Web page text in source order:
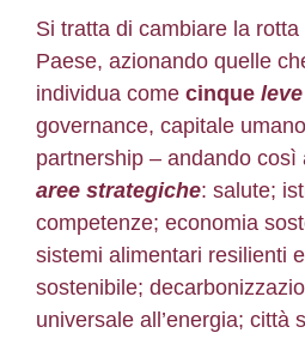
Si tratta di cambiare la rotta
Paese, azionando quelle
individua come cinque
governance, capitale
partnership – andando così
aree strategiche: salute;
competenze; economia
sistemi alimentari resilienti
sostenibile;
universale all’energia; città